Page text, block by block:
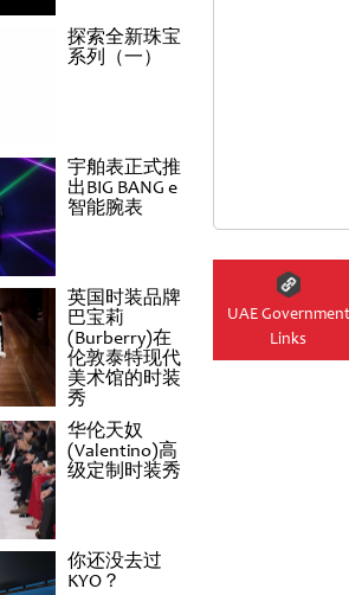
探索全新珠宝
系列（一）
宇舶表正式推
出BIG BANG e
智能腕表
英国时装品牌
巴宝莉
(Burberry)在
伦敦泰特现代
美术馆的时装
秀
华伦天奴
(Valentino)高
级定制时装秀
你还没去过
KYO？
UAE Government
Links